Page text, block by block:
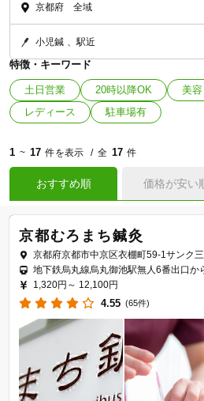
京都府 全域
小児鍼 駅近
特徴・キーワード
土日営業 20時以降OK 美容
レディース
駐車場有
1 ~ 17 件を表示 全 17 件
おすすめ順 価格が安い
京都むろまち鍼灸
京都府京都市中京区衣棚町59-1サンク
地下鉄烏丸線烏丸御池駅無人6番出口か
1,320円～ 12,100円
4.55 (65件)
「健康にはりを見た」